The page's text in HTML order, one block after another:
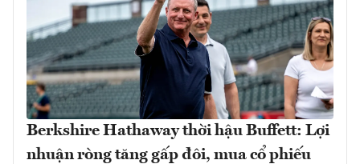
Berkshire Hathaway thời hậu Buffett: Lợi
nhuận ròng tăng gấp đôi, mua cổ phiếu